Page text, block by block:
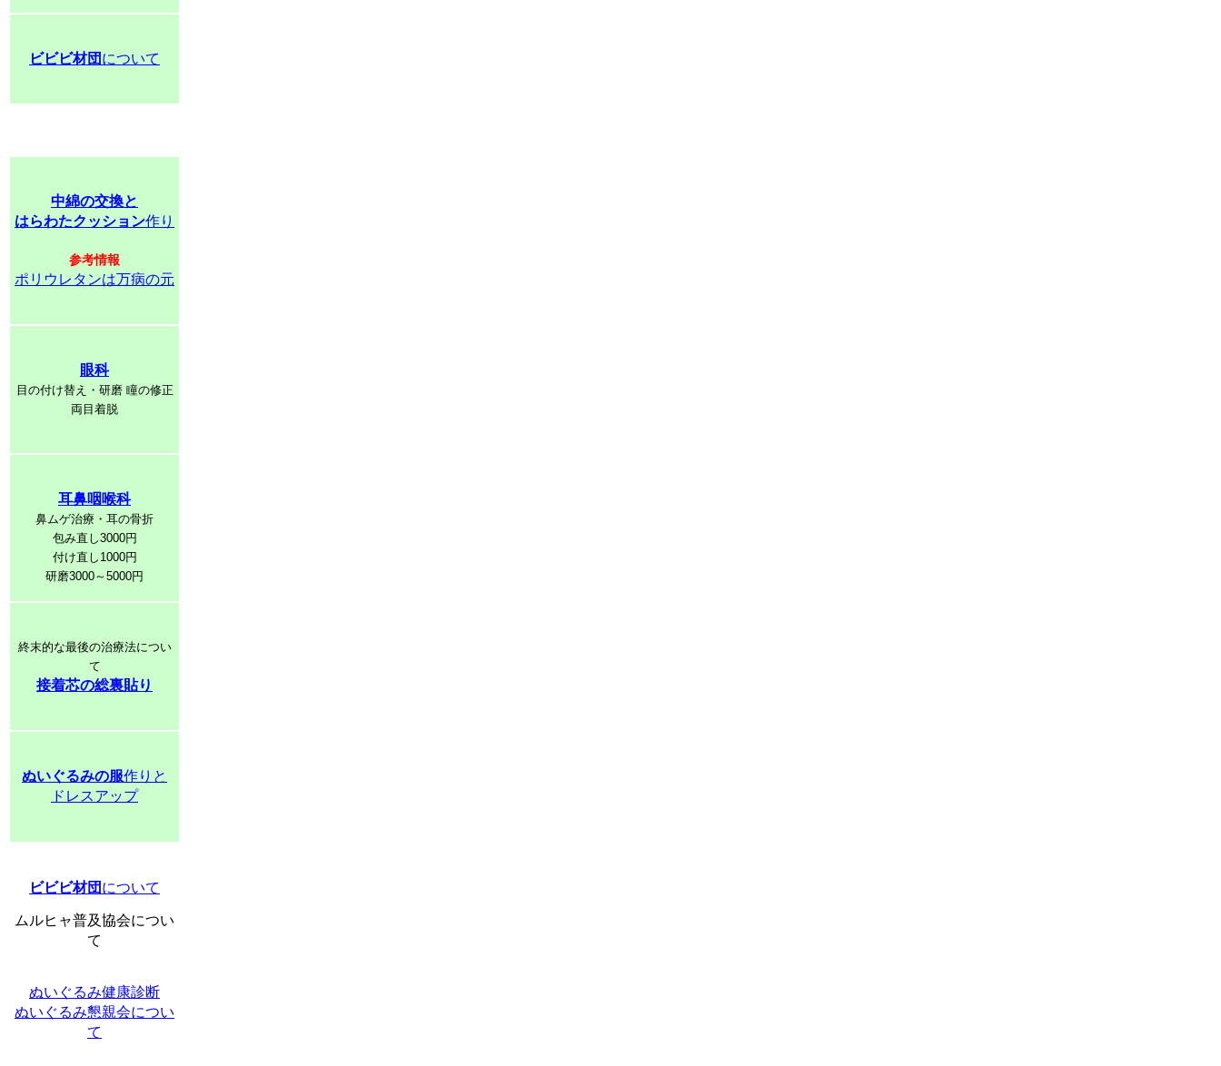
ビビビ材団 について
中綿の交換と
はらわたクッション作り
参考情報
ポリウレタンは万病の元
眼科
目の付け替え・研磨 瞳の修正
両目着脱
耳鼻咽喉科
鼻ムゲ治療・耳の骨折
包み直し3000円
付け直し1000円
研磨3000～5000円
終末的な最後の治療法につい
て
接着芯の総裏貼り
ぬいぐるみの服作りと
ドレスアップ
ビビビ材団 について
ムルヒャ普及協会につい
て
ぬいぐるみ健康診断
ぬいぐるみ懇親会につい
て